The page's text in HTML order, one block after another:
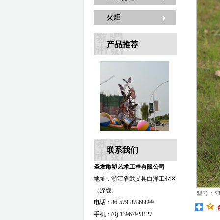
火炬
产品推荐
联系我们
圣发雕塑艺术工程有限公司
地址：浙江省武义县白洋工业区
（深塘）
电话：86-579-87868899
手机：(0) 13967928127
型号：